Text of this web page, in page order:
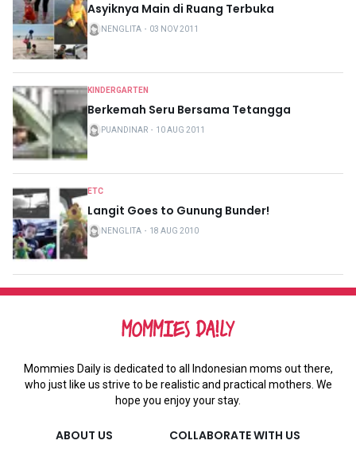
Asyiknya Main di Ruang Terbuka
NENGLITA ・ 03 NOV 2011
KINDERGARTEN
Berkemah Seru Bersama Tetangga
PUANDINAR ・ 10 AUG 2011
ETC
Langit Goes to Gunung Bunder!
NENGLITA ・ 18 AUG 2010
Mommies Daily is dedicated to all Indonesian moms out there,
who just like us strive to be realistic and practical mothers. We
hope you enjoy your stay.
ABOUT US COLLABORATE WITH US